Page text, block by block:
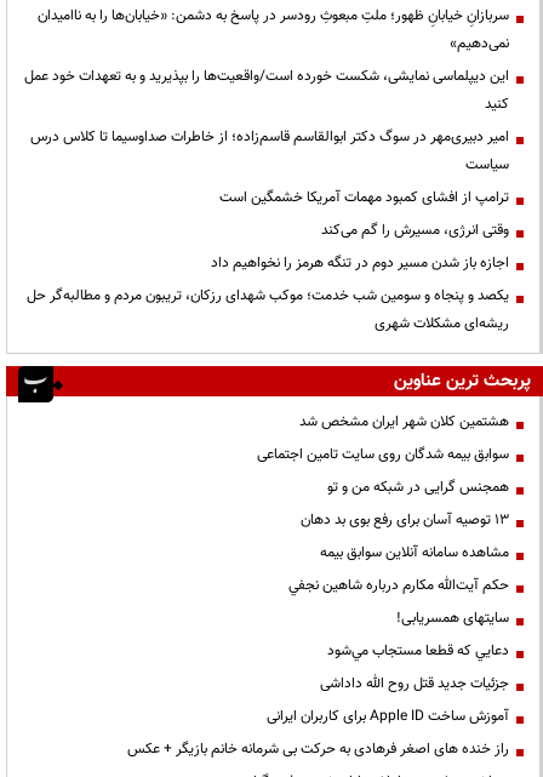
سربازانِ خیابانِ ظهور؛ ملتِ مبعوثِ رودسر در پاسخ به دشمن: «خیابان‌ها را به ناامیدان
نمی‌دهیم»
این دیپلماسی نمایشی، شکست خورده است/واقعیت‌ها را بپذیرید و به تعهدات خود عمل
کنید
امیر دبیری‌مهر در سوگ دکتر ابوالقاسم قاسم‌زاده؛ از خاطرات صداوسیما تا کلاس درس
سیاست
ترامپ از افشای کمبود مهمات آمریکا خشمگین است
وقتی انرژی، مسیرش را گم می‌کند
اجازه باز شدن مسیر دوم در تنگه هرمز را نخواهیم داد
یکصد و پنجاه و سومین شب خدمت؛ موکب شهدای رزکان، تریبون مردم و مطالبه‌گر حل
ریشه‌ای مشکلات شهری
پربحث ترین عناوین
هشتمین کلان شهر ایران مشخص شد
سوابق بیمه شدگان روی سایت تامین اجتماعی
همجنس گرایی در شبکه من و تو
13 توصیه آسان برای رفع بوی بد دهان
مشاهده سامانه آنلاين سوابق بیمه
حكم آيت‌الله مكارم درباره شاهين نجفي
سایتهای همسریابی!
دعايي كه قطعا مستجاب مي‌شود
جزئیات جدید قتل روح الله داداشی
آموزش ساخت Apple ID برای کاربران ایرانی
راز خنده های اصغر فرهادی به حرکت بی شرمانه خانم بازیگر + عکس